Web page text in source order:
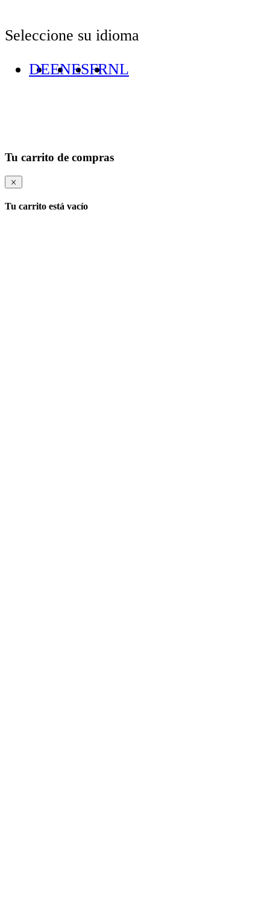
Seleccione su idioma
DEENESFRNL
Tu carrito de compras
Tu carrito está vacío